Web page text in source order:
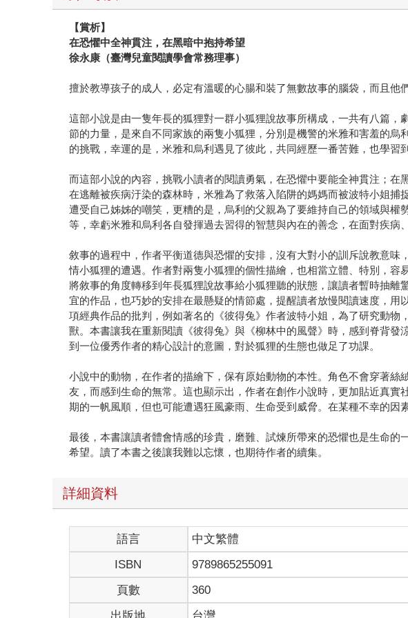
【賞析】
在恐懼中全神貫注，在黑暗中抱持希望
徐永康（臺灣兒童閱讀學會常務理事）
擅於教導孩子的成人，必定有溫暖的心腸和裝了無數故事的腦袋，而且他
這部小說是由一隻年長的狐狸對一群小狐狸說故事所構成，一共有八篇
節的力量，是來自不同家族的兩隻小狐狸，分別是機警的米雅和害羞的
的挑戰，幸運的是，米雅和烏利遇見了彼此，共同經歷一番苦難，也學
而這部小說的內容，挑戰小讀者的閱讀勇氣，在恐懼中要能全神貫注；
在逃離被疾病汙染的森林時，米雅為了救落入陷阱的媽媽而被波特小姐
遭受自己姊姊的嘲笑，更糟的是，烏利的父親為了要維持自己的領域與
等，幸虧米雅和烏利各自發揮過去習得的智慧與內在的善念，在面對疾病
敘事的過程中，作者平衡道德與恐懼的安排，沒有大對小的訓斥說教意
情小狐狸的遭遇。作者對兩隻小狐狸的個性描繪，也相當立體、特別，
將敘事的角度轉移到年長狐狸說故事給小狐狸聽的狀態，讓讀者暫時抽
宜的作品，也巧妙的安排在最懸疑的情節處，提醒讀者放慢閱讀速度，
項經典作品的批判，例如著名的《彼得兔》作者波特小姐，為了研究動
獸。本書讓我在重新閱讀《彼得兔》與《柳林中的風聲》時，感到脊背
到一位優秀作者的精心設計的意圖，對於狐狸的生態也做足了功課。
小說中的動物，在作者的描繪下，保有原始動物的本性。角色不會穿著
友，而感到生命的無常。這也顯示出，作者在創作小說時，更加貼近真
期的一帆風順，但也可能遭遇狂風豪雨、生命受到威脅。在某種不幸的因
最後，本書讓讀者體會情感的珍貴，磨難、試煉所帶來的恐懼也是生命
希望。讀了本書之後讓我難以忘懷，也期待作者的續集。
詳細資料
語言 中文繁體
ISBN
9789865255091
頁數
360